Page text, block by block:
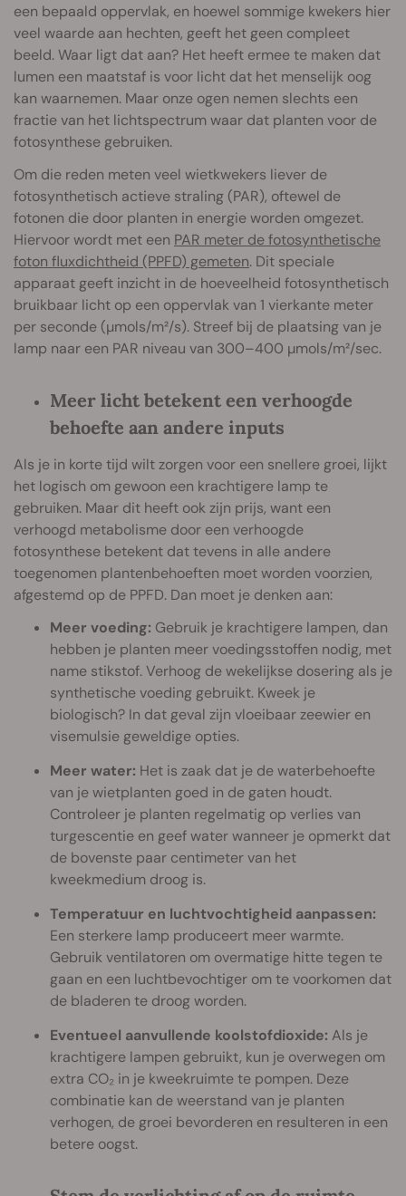
een bepaald oppervlak, en hoewel sommige kwekers hier
veel waarde aan hechten, geeft het geen compleet
beeld. Waar ligt dat aan? Het heeft ermee te maken dat
lumen een maatstaf is voor licht dat het menselijk oog
kan waarnemen. Maar onze ogen nemen slechts een
fractie van het lichtspectrum waar dat planten voor de
fotosynthese gebruiken.
Om die reden meten veel wietkwekers liever de
fotosynthetisch actieve straling (PAR), oftewel de
fotonen die door planten in energie worden omgezet.
Hiervoor wordt met een PAR meter de fotosynthetische
foton fluxdichtheid (PPFD) gemeten. Dit speciale
apparaat geeft inzicht in de hoeveelheid fotosynthetisch
bruikbaar licht op een oppervlak van 1 vierkante meter
per seconde (µmols/m²/s). Streef bij de plaatsing van je
lamp naar een PAR niveau van 300–400 µmols/m²/sec.
Meer licht betekent een verhoogde
behoefte aan andere inputs
Als je in korte tijd wilt zorgen voor een snellere groei, lijkt
het logisch om gewoon een krachtigere lamp te
gebruiken. Maar dit heeft ook zijn prijs, want een
verhoogd metabolisme door een verhoogde
fotosynthese betekent dat tevens in alle andere
toegenomen plantenbehoeften moet worden voorzien,
afgestemd op de PPFD. Dan moet je denken aan:
Meer voeding: Gebruik je krachtigere lampen, dan
hebben je planten meer voedingsstoffen nodig, met
name stikstof. Verhoog de wekelijkse dosering als je
synthetische voeding gebruikt. Kweek je
biologisch? In dat geval zijn vloeibaar zeewier en
visemulsie geweldige opties.
Meer water: Het is zaak dat je de waterbehoefte
van je wietplanten goed in de gaten houdt.
Controleer je planten regelmatig op verlies van
turgescentie en geef water wanneer je opmerkt dat
de bovenste paar centimeter van het
kweekmedium droog is.
Temperatuur en luchtvochtigheid aanpassen:
Een sterkere lamp produceert meer warmte.
Gebruik ventilatoren om overmatige hitte tegen te
gaan en een luchtbevochtiger om te voorkomen dat
de bladeren te droog worden.
Eventueel aanvullende koolstofdioxide: Als je
krachtigere lampen gebruikt, kun je overwegen om
extra CO₂ in je kweekruimte te pompen. Deze
combinatie kan de weerstand van je planten
verhogen, de groei bevorderen en resulteren in een
betere oogst.